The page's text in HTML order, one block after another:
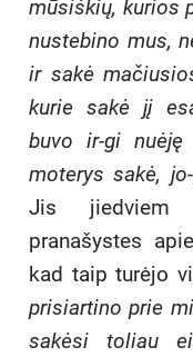
mūsiškių, kurios
nustebino mus,
ir sakė
kurie sakė jį
buvo ir-gi
moterys sakė,
Jis jiedviem
pranašystes
kad taip turėjo
prisiartino prie
sakėsi toliau